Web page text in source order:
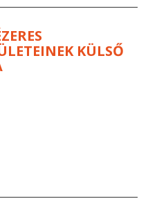
KÜLSŐ